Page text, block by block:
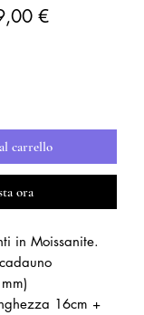
€Prezzo
carrello
ora
in Moissanite.
16cm +